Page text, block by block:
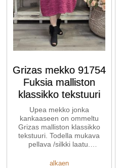
Grizas mekko 91754
Fuksia malliston
klassikko tekstuuri
Upea mekko jonka
kankaaseen on ommeltu
Grizas malliston klassikko
tekstuuri. Todella mukava
pellava /silkki laatu.
joka kääntää katseita ...
alkaen